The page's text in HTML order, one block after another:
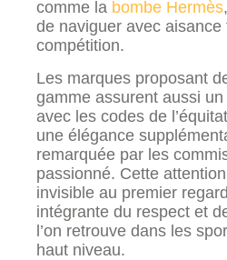
comme la bombe Hermès
de naviguer avec
compétition.
Les marques proposant
gamme assurent aussi
avec les codes de
une élégance
remarquée par les
passionné. Cette
invisible au premier
intégrante du respect et
l’on retrouve dans les
haut niveau.